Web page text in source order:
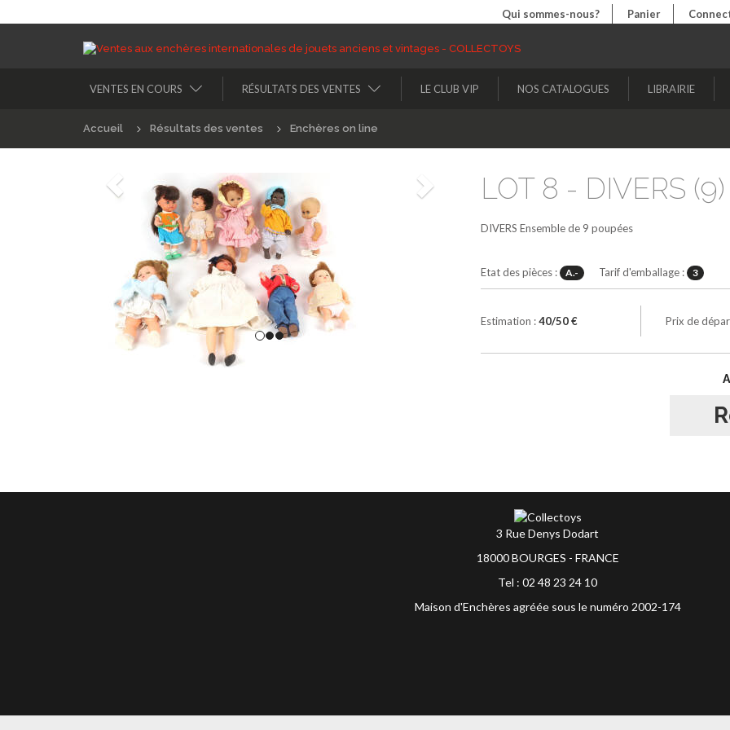
Qui sommes-nous? Panier
VENTES EN COURS RÉSULTATS DES VENTES LE CLUB VIP NOS CATALOGUES LIBRAIRIE
Accueil Résultats des ventes Enchères on line
Précédént Suivant LOT 8 - DIVERS (9)
DIVERS Ensemble de 9 poupées
Etat des pièces : A.- Tarif d'emballage : 3
Estimation :40/50 € Prix de
3 Rue Denys Dodart
18000 BOURGES - FRANCE
Tel : 02 48 23 24 10
Maison d'Enchères agréée sous le numéro 2002-174